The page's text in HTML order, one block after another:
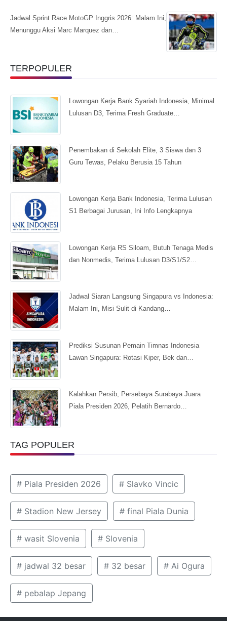
Jadwal Sprint Race MotoGP Inggris 2026: Malam Ini,
Menunggu Aksi Marc Marquez dan…
TERPOPULER
Lowongan Kerja Bank Syariah Indonesia, Minimal
Lulusan D3, Terima Fresh Graduate…
Penembakan di Sekolah Elite, 3 Siswa dan 3
Guru Tewas, Pelaku Berusia 15 Tahun
Lowongan Kerja Bank Indonesia, Terima Lulusan
S1 Berbagai Jurusan, Ini Info Lengkapnya
Lowongan Kerja RS Siloam, Butuh Tenaga Medis
dan Nonmedis, Terima Lulusan D3/S1/S2…
Jadwal Siaran Langsung Singapura vs Indonesia:
Malam Ini, Misi Sulit di Kandang…
Prediksi Susunan Pemain Timnas Indonesia
Lawan Singapura: Rotasi Kiper, Bek dan…
Kalahkan Persib, Persebaya Surabaya Juara
Piala Presiden 2026, Pelatih Bernardo…
TAG POPULER
# Piala Presiden 2026 # Slavko Vincic
# Stadion New Jersey # final Piala Dunia
# wasit Slovenia # Slovenia
# jadwal 32 besar # 32 besar # Ai Ogura
# pebalap Jepang